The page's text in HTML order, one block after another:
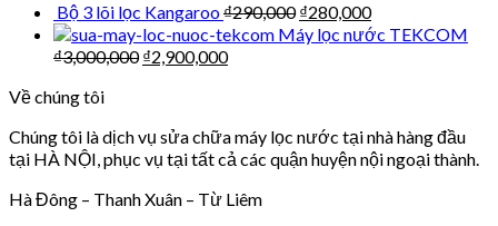
Bộ 3 lõi lọc Kangaroo₫290,000 ₫280,000
Máy lọc nước TEKCOM
₫3,000,000 ₫2,900,000
Về chúng tôi
Chúng tôi là dịch vụ sửa chữa máy lọc nước tại nhà hàng đầu
tại HÀ NỘI, phục vụ tại tất cả các quận huyện nội ngoại thành.
Hà Đông – Thanh Xuân – Từ Liêm